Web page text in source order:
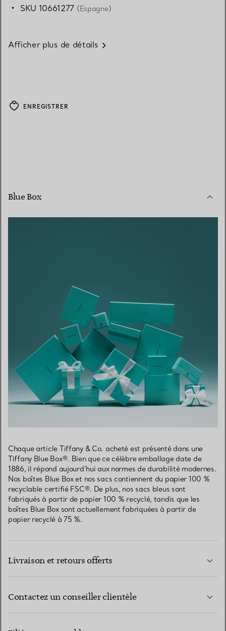
SKU 10661277 (Espagne)
Afficher plus de détails
ENREGISTRER
Blue Box
Chaque article Tiffany & Co. acheté est présenté dans une
Tiffany Blue Box®. Bien que ce célèbre emballage date de
1886, il répond aujourd’hui aux normes de durabilité modernes.
Nos boîtes Blue Box et nos sacs contiennent du papier 100 %
recyclable certifié FSC®. De plus, nos sacs bleus sont
fabriqués à partir de papier 100 % recyclé, tandis que les
boîtes Blue Box sont actuellement fabriquées à partir de
papier recyclé à 75 %.
Livraison et retours offerts
Contactez un conseiller clientèle